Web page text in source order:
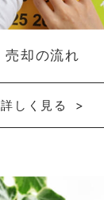
売却の流れ
詳しく見る